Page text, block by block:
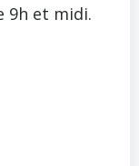
9h et midi.